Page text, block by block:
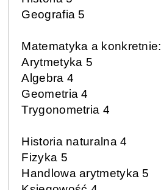
Geografia 5
Matematyka a konkretnie:
Arytmetyka 5
Algebra 4
Geometria 4
Trygonometria 4
Historia naturalna 4
Fizyka 5
Handlowa arytmetyka 5